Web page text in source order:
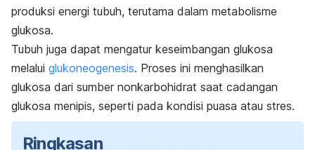
produksi energi tubuh, terutama dalam metabolisme
glukosa.
Tubuh juga dapat mengatur keseimbangan glukosa
melalui glukoneogenesis. Proses ini menghasilkan
glukosa dari sumber nonkarbohidrat saat cadangan
glukosa menipis, seperti pada kondisi puasa atau stres.
Ringkasan